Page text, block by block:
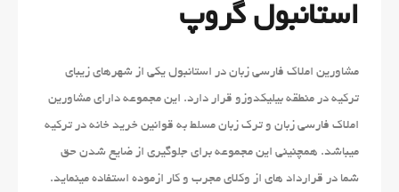
استانبول گروپ
مشاورین املاک فارسی زبان در استانبول یکی از شهرهای زیبای
ترکیه در منطقه بیلیکدوزو قرار دارد. این مجموعه دارای مشاورین
املاک فارسی زبان و ترک زبان مسلط به قوانین خرید خانه در ترکیه
میباشد. همچنینی این مجموعه برای جلوگیری از ضایع شدن حق
شما در قرارداد های از وکلای مجرب و کار ازموده استفاده مینماید.